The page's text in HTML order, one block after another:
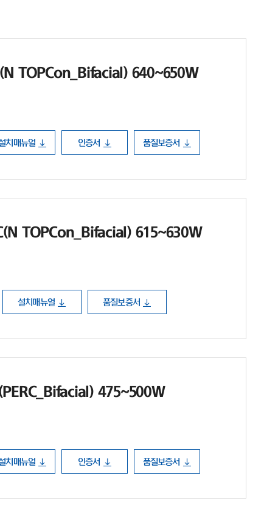
TOPCon_Bifacial) 640~650W
치매뉴얼 인증서 품질보증서
TOPCon_Bifacial) 615~630W
설치매뉴얼 품질보증서
475~500W
치매뉴얼 인증서 품질보증서